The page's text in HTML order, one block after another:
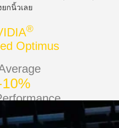
ยกนิ้วเลย
®
Optimus